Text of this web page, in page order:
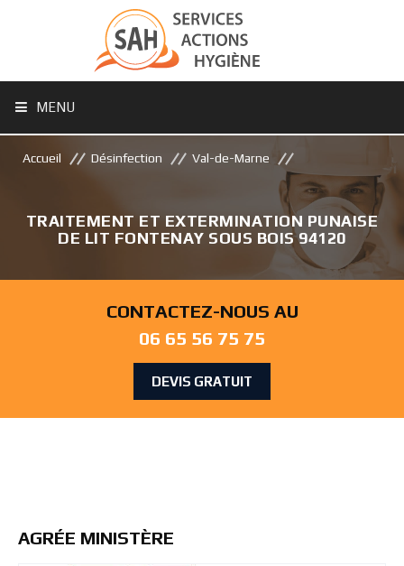
MENU
Accueil Désinfection Val-de-Marne
TRAITEMENT ET EXTERMINATION PUNAISE
DE LIT FONTENAY SOUS BOIS 94120
CONTACTEZ-NOUS AU
06 65 56 75 75
DEVIS GRATUIT
AGRÉE MINISTÈRE